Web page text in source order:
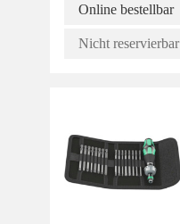
Online bestellbar
Nicht reservierbar